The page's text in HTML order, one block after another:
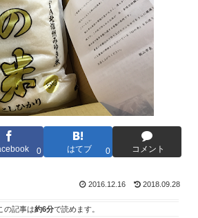
0 はてブ 0 コメント
2016.12.16 2018.09.28
の記事は約6分で読めます。